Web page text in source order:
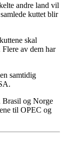
andre land vil
kuttet blir
skal
av dem har
samtidig
Brasil og Norge
til OPEC og